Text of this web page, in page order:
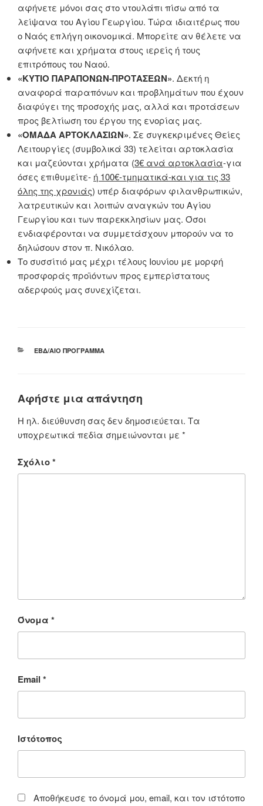
αφήνετε μόνοι σας στο ντουλάπι πίσω από τα
λείψανα του Αγίου Γεωργίου. Τώρα ιδιαιτέρως που
ο Ναός επλήγη οικονομικά. Μπορείτε αν θέλετε να
αφήνετε και χρήματα στους ιερείς ή τους
επιτρόπους του Ναού.
«ΚΥΤΙΟ ΠΑΡΑΠΟΝΩΝ-ΠΡΟΤΑΣΕΩΝ». Δεκτή η
αναφορά παραπόνων και προβλημάτων που έχουν
διαφύγει της προσοχής μας, αλλά και προτάσεων
προς βελτίωση του έργου της ενορίας μας.
«ΟΜΑΔΑ ΑΡΤΟΚΛΑΣΙΩΝ». Σε συγκεκριμένες Θείες
Λειτουργίες (συμβολικά 33) τελείται αρτοκλασία
και μαζεύονται χρήματα (3€ ανά αρτοκλασία-για
όσες επιθυμείτε- ή 100€-τμηματικά-και για τις 33
όλης της χρονιάς) υπέρ διαφόρων φιλανθρωπικών,
λατρευτικών και λοιπών αναγκών του Αγίου
Γεωργίου και των παρεκκλησίων μας. Όσοι
ενδιαφέρονται να συμμετάσχουν μπορούν να το
δηλώσουν στον π. Νικόλαο.
Το συσσίτιό μας μέχρι τέλους Ιουνίου με μορφή
προσφοράς προϊόντων προς εμπερίστατους
αδερφούς μας συνεχίζεται.
ΚΑΤΗΓΟΡΊΕΣ
ΕΒΔ/ΑΊΟ ΠΡΌΓΡΑΜΜΑ
Αφήστε μια απάντηση
Η ηλ. διεύθυνση σας δεν δημοσιεύεται. Τα
υποχρεωτικά πεδία σημειώνονται με *
Σχόλιο*
Όνομα *
Email *
Ιστότοπος
Αποθήκευσε το όνομά μου, email, και τον ιστότοπο